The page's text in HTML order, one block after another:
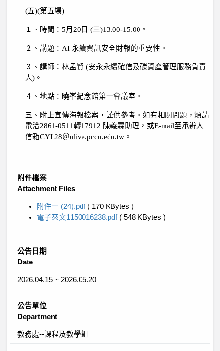
(五)(第五場)
１、時間： 5月 20 日 (三)13:00-15:00 。
２、講題： AI 永續資訊安全財報的重要性。
３、講師：林孟賢 (安永永續確信及碳資產管理服務負責
人) 。
４、地點：曉峯紀念館第一會議室。
五、附上宣傳海報檔案，謹供參考。如有相關問題，煩請
電洽2861-0511轉17912 陳義霖助理，或E-mail至承辦人
信箱CYL28＠ulive.pccu.edu.tw 。
附件檔案
Attachment Files
附件一 (24).pdf ( 170 KBytes )
電子來文1150016238.pdf ( 548 KBytes )
公告日期
Date
2026.04.15 ~ 2026.05.20
公告單位
Department
教務處--課程及教學組